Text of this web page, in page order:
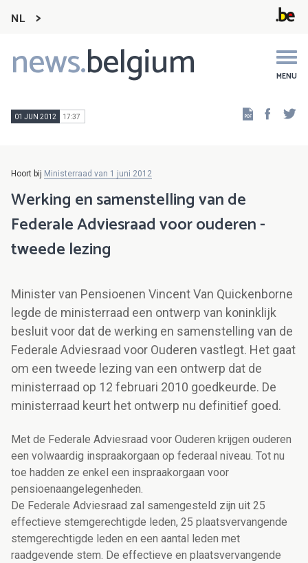
NL
news.belgium MENU
Main
navigation
01 JUN 2012 17:37
Hoort bij Ministerraad van 1 juni 2012
Werking en samenstelling van de
Federale Adviesraad voor ouderen -
tweede lezing
Minister van Pensioenen Vincent Van Quickenborne
legde de ministerraad een ontwerp van koninklijk
besluit voor dat de werking en samenstelling van de
Federale Adviesraad voor Ouderen vastlegt. Het gaat
om een tweede lezing van een ontwerp dat de
ministerraad op 12 februari 2010 goedkeurde. De
ministerraad keurt het ontwerp nu definitief goed.
Met de Federale Adviesraad voor Ouderen krijgen ouderen
een volwaardig inspraakorgaan op federaal niveau. Tot nu
toe hadden ze enkel een inspraakorgaan voor
pensioenaangelegenheden.
De Federale Adviesraad zal samengesteld zijn uit 25
effectieve stemgerechtigde leden, 25 plaatsvervangende
stemgerechtigde leden en een aantal leden met
raadgevende stem. De effectieve en plaatsvervangende